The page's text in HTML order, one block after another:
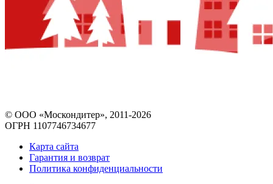
© ООО «Москондитер», 2011-2026
ОГРН 1107746734677
Карта сайта
Гарантия и возврат
Политика конфиденциальности